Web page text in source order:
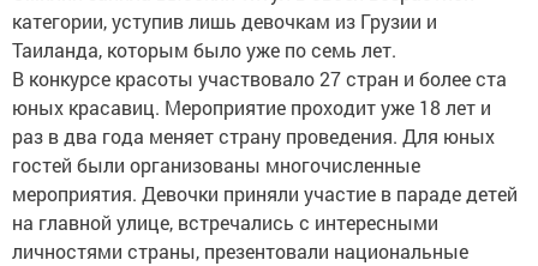
категории, уступив лишь девочкам из Грузии и
Таиланда, которым было уже по семь лет.
В конкурсе красоты участвовало 27 стран и более ста
юных красавиц. Мероприятие проходит уже 18 лет и
раз в два года меняет страну проведения. Для юных
гостей были организованы многочисленные
мероприятия. Девочки приняли участие в параде детей
на главной улице, встречались с интересными
личностями страны, презентовали национальные